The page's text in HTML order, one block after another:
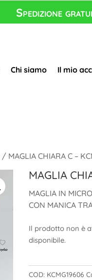
Spedizione
Chi siamo Il mio
/ MAGLIA CHIARA C –
MAGLIA
MAGLIA IN
CON MANICA
Il prodotto non è
disponibile.
COD: KCMG19606